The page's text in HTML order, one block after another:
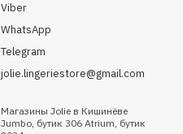
Viber
WhatsApp
Telegram
jolie.lingeriestore@gmail.com
Магазины Jolie в Кишинёве
Jumbo, бутик 306 Atrium, бутик